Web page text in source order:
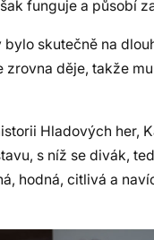
funguje a působí
skutečně na
děje, takže
Hladových her,
s níž se divák,
hodná, citlivá a